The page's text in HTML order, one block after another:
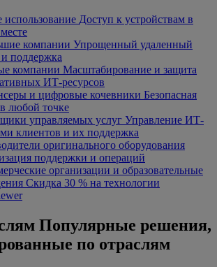
Доступ к устройствам в
компании Упрощенный удаленный
и поддержка
компании Масштабирование и защита
ИТ-ресурсов
и цифровые кочевники Безопасная
любой точке
управляемых услуг Управление ИТ-
клиентов и их поддержка
оригинального оборудования
поддержки и операций
организации и образовательные
Скидка 30 % на технологии
Популярные решения,
по отраслям